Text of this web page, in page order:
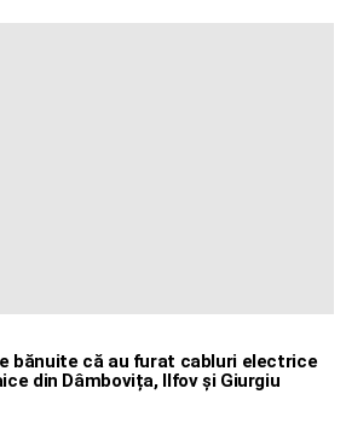
bănuite că au furat cabluri electrice
din Dâmbovița, Ilfov și Giurgiu